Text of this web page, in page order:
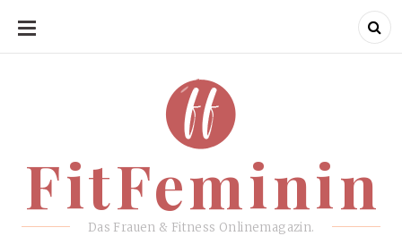
SKIP
CONTENT
FitFeminin
Das Frauen & Fitness Onlinemagazin.
FitFeminin